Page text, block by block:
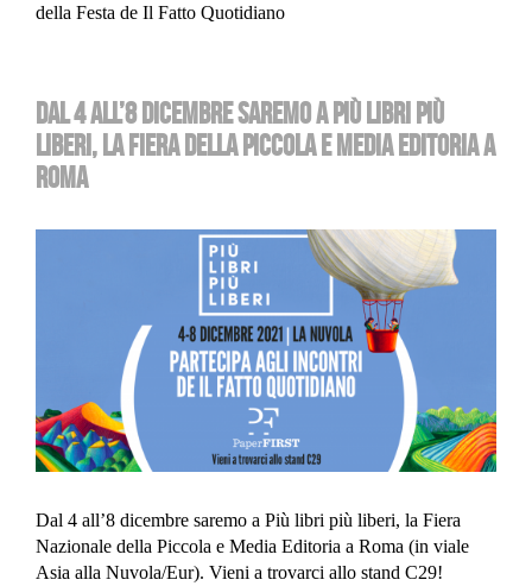
della Festa de Il Fatto Quotidiano
DAL 4 ALL’8 DICEMBRE SAREMO A PIÙ LIBRI PIÙ
LIBERI, LA FIERA DELLA PICCOLA E MEDIA EDITORIA A
ROMA
Dal 4 all’8 dicembre saremo a Più libri più liberi, la Fiera
Nazionale della Piccola e Media Editoria a Roma (in viale
Asia alla Nuvola/Eur). Vieni a trovarci allo stand C29!